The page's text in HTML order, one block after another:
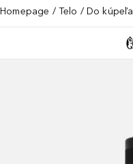
Homepage Telo Do kúpeľa